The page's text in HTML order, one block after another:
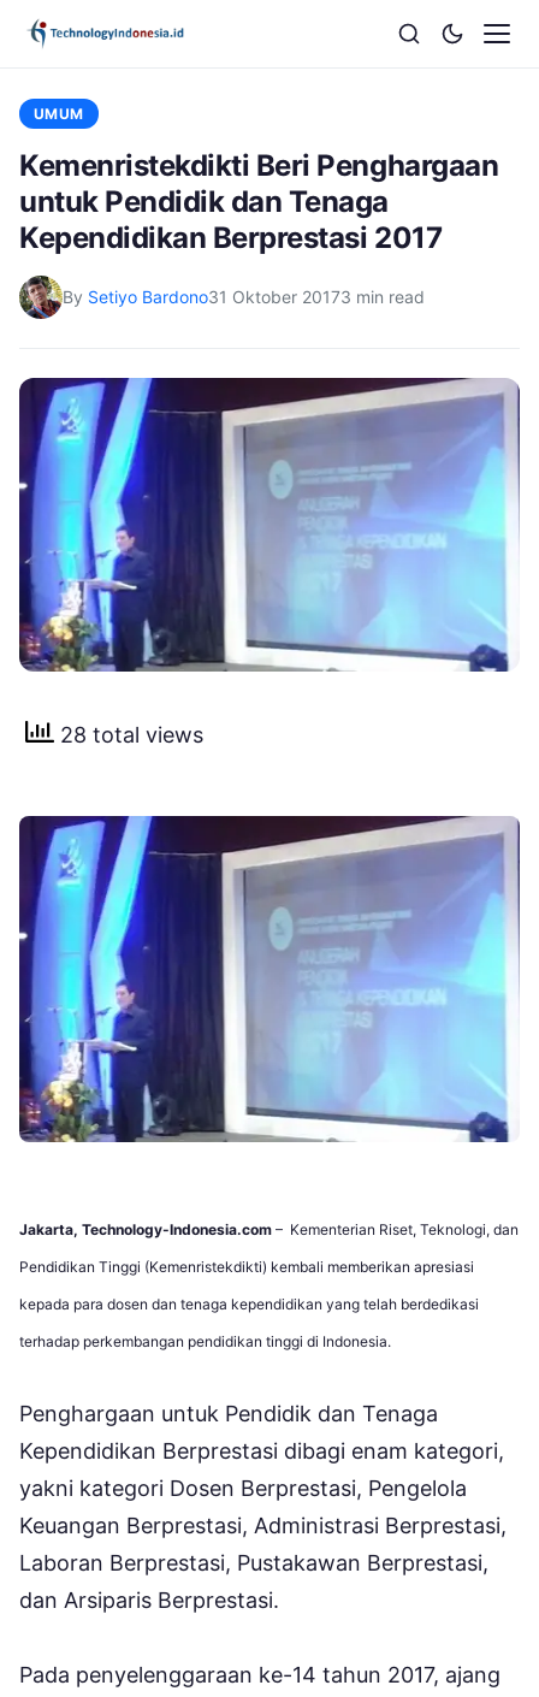
UMUM
Kemenristekdikti Beri Penghargaan
untuk Pendidik dan Tenaga
Kependidikan Berprestasi 2017
By Setiyo Bardono31 Oktober 20173 min read
28 total views
Jakarta, Technology-Indonesia.com – Kementerian Riset, Teknologi, dan
Pendidikan Tinggi (Kemenristekdikti) kembali memberikan apresiasi
kepada para dosen dan tenaga kependidikan yang telah berdedikasi
terhadap perkembangan pendidikan tinggi di Indonesia.
Penghargaan untuk Pendidik dan Tenaga
Kependidikan Berprestasi dibagi enam kategori,
yakni kategori Dosen Berprestasi, Pengelola
Keuangan Berprestasi, Administrasi Berprestasi,
Laboran Berprestasi, Pustakawan Berprestasi,
dan Arsiparis Berprestasi.
Pada penyelenggaraan ke-14 tahun 2017, ajang